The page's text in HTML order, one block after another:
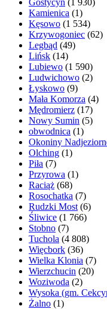
Kamienica (1)
Kęsowo (1 534)
Krzywogoniec (62)
Legbąd (49)
Lińsk (14)
Lubiewo (1 590)
Ludwichowo (2)
Łyskowo (9)
Mała Komorza (4)
Mędromierz (17)
Nowy Sumin (5)
obwodnica (1)
Okoniny
Olching (1)
Piła (7)
Przyrowa (1)
Raciąż (68)
Rosochatka (7)
Rudzki Most (6)
Śliwice (1 766)
Stobno (7)
Tuchola (4 808)
Więcbork (36)
Wielka Klonia (7)
Wierzchucin (20)
Woziwoda (2)
Wysoka (gm.
Żalno (1)